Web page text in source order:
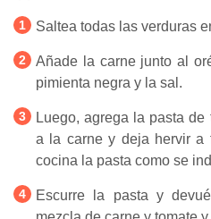
Saltea todas las verduras
Añade la carne junto al
pimienta negra y la sal.
Luego, agrega la pasta
a la carne y deja hervir a
cocina la pasta como se
Escurre la pasta y